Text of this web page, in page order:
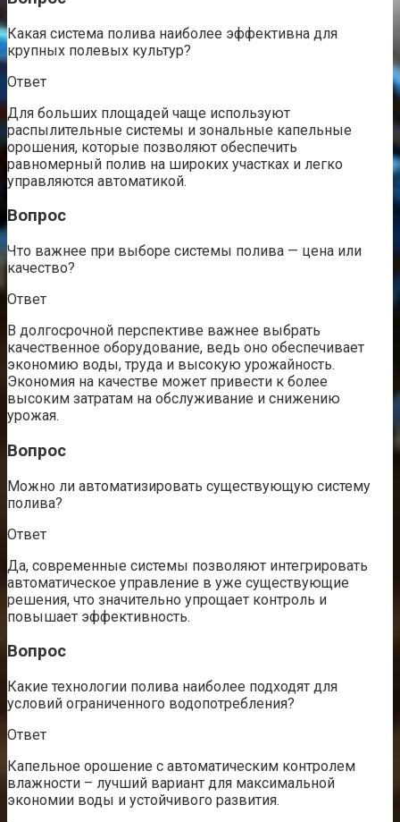
Какая система полива наиболее эффективна для
крупных полевых культур?
Ответ
Для больших площадей чаще используют
распылительные системы и зональные капельные
орошения, которые позволяют обеспечить
равномерный полив на широких участках и легко
управляются автоматикой.
Вопрос
Что важнее при выборе системы полива — цена или
качество?
Ответ
В долгосрочной перспективе важнее выбрать
качественное оборудование, ведь оно обеспечивает
экономию воды, труда и высокую урожайность.
Экономия на качестве может привести к более
высоким затратам на обслуживание и снижению
урожая.
Вопрос
Можно ли автоматизировать существующую систему
полива?
Ответ
Да, современные системы позволяют интегрировать
автоматическое управление в уже существующие
решения, что значительно упрощает контроль и
повышает эффективность.
Вопрос
Какие технологии полива наиболее подходят для
условий ограниченного водопотребления?
Ответ
Капельное орошение с автоматическим контролем
влажности – лучший вариант для максимальной
экономии воды и устойчивого развития.